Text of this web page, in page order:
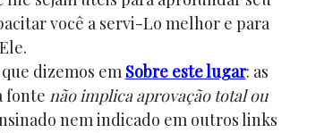
você a servi-Lo melhor e para
dizemos em Sobre este lugar: as
fonte não implica aprovação total ou
nem indicado em outros links